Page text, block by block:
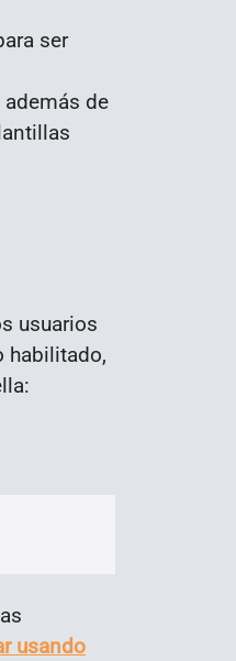
ser
además de
usuarios
habilitado,
usando